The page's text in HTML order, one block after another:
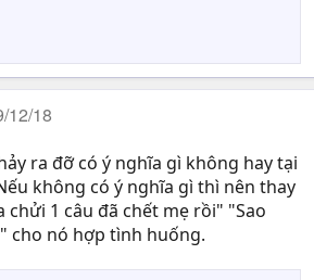
12/18
ra đỡ có ý nghĩa gì không hay tại
không có ý nghĩa gì thì nên thay
1 câu đã chết mẹ rồi" "Sao
cho nó hợp tình huống.